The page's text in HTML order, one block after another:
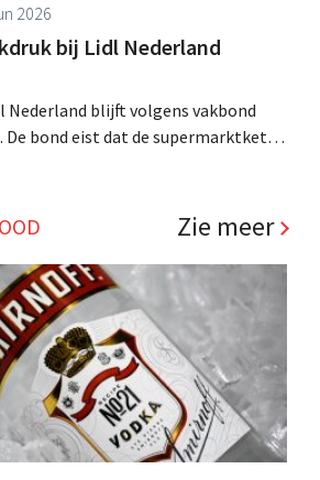
2026
bij Lidl Nederland
Nederland blijft volgens vakbond
De bond eist dat de supermarktketen
.
Zie meer